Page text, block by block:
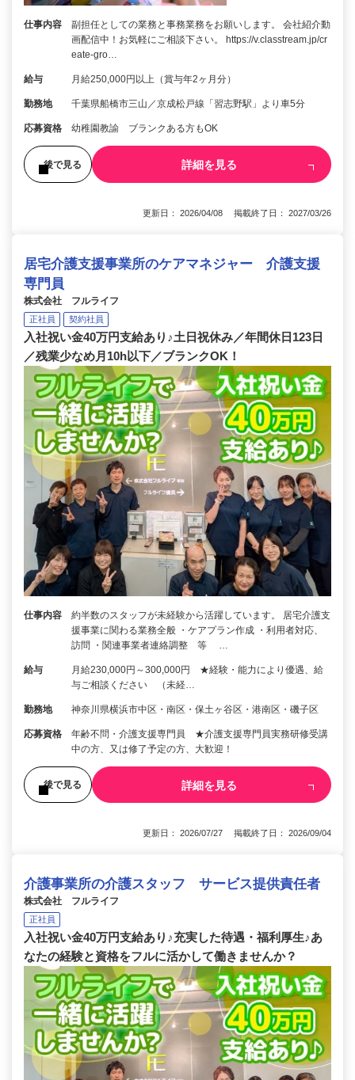
仕事内容
副担任としての業務と事務業務をお願いします。 会社紹介動
画配信中！お気軽にご相談下さい。 https://v.classtream.jp/cr
eate-gro…
給与 月給250,000円以上（賞与年2ヶ月分）
勤務地 千葉県船橋市三山／京成松戸線「習志野駅」より車5分
応募資格 幼稚園教諭 ブランクある方もOK
後で見る 詳細を見る
更新日： 2026/04/08 掲載終了日： 2027/03/26
居宅介護支援事業所のケアマネジャー 介護支援
専門員
株式会社 フルライフ
正社員 契約社員
入社祝い金40万円支給あり♪土日祝休み／年間休日123日
／残業少なめ月10h以下／ブランクOK！
仕事内容
約半数のスタッフが未経験から活躍しています。 居宅介護支
援事業に関わる業務全般 ・ケアプラン作成 ・利用者対応、
訪問 ・関連事業者連絡調整 等 …
給与
月給230,000円～300,000円 ★経験・能力により優遇、給
与ご相談ください （未経…
勤務地 神奈川県横浜市中区・南区・保土ヶ谷区・港南区・磯子区
応募資格
年齢不問・介護支援専門員 ★介護支援専門員実務研修受講
中の方、又は修了予定の方、大歓迎！
後で見る 詳細を見る
更新日： 2026/07/27 掲載終了日： 2026/09/04
介護事業所の介護スタッフ サービス提供責任者
株式会社 フルライフ
正社員
入社祝い金40万円支給あり♪充実した待遇・福利厚生♪あ
なたの経験と資格をフルに活かして働きませんか？